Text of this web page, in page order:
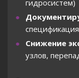
гидросистем)
Снижение
узлов,